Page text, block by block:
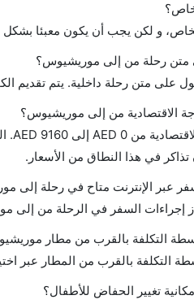
و لكن يجب أن يكون معبئا بشكل
رحلة من إلى موريشيوس؟
على متن رحلة داخلية. يتم تقديم
الاقتصادية من إلى موريشيوس؟
تذاكر في هذا النطاق من الأسعار.
عبر الإنترنت متاح في رحلة إلى
إجراءات السفر في الرحلة من إلى
التكلفة بالقرب من مطار
التكلفة بالقرب من المطار عبر
تغيير الحفاض للأطفال؟